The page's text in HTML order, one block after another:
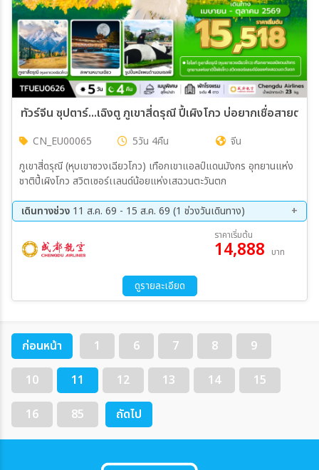
CN_EU00065 5วัน 4คืน
จีน
ภูเขาสี่ดรุณี (หุบเขาซวงเฉียวโกว) เทือกเขาแอลป์แดนมังกร อุทยานแห่ง
ชาติปี้เผิงโกว สวิตเซอร์เเลนด์น้อยแห่งเสฉวนตะวันตก
เดินทางช่วง 11 ส.ค. 69 - 15 ส.ค. 69 (1 ช่วงวันเดินทาง)
ราคาเริ่มต้น
14,888 บาท
ดูรายละเอียด
ก่อนหน้า 1 6 7 8
9
10
11 12 13 14
15
16
85 ถัดไป